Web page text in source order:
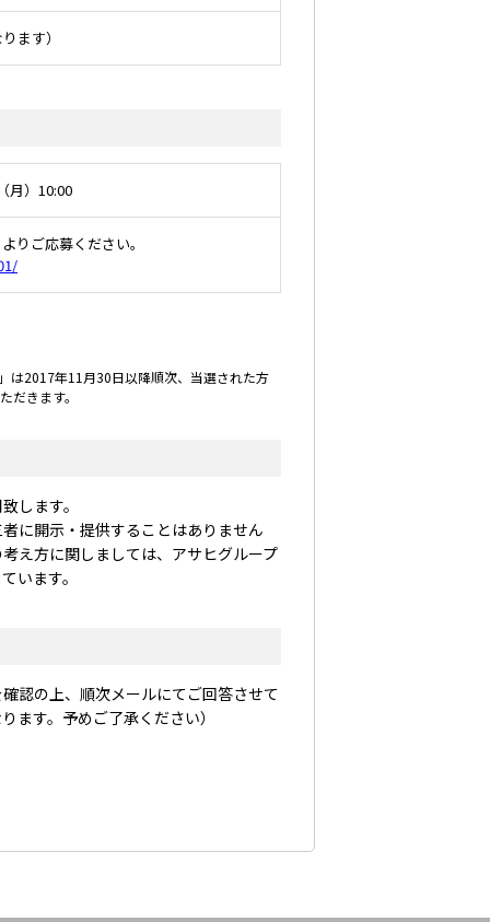
ます）
月）10:00
りご応募ください。
は2017年11月30日以降順次、当選された方
だきます。
します。
に開示・提供することはありません
え方に関しましては、アサヒグループ
います。
認の上、順次メールにてご回答させて
ます。予めご了承ください）